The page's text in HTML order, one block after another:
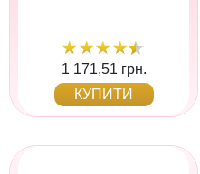
1 171,51 грн.
КУПИТИ